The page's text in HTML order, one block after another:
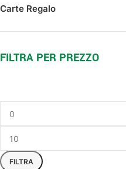
Carte Regalo
FILTRA PER PREZZO
FILTRA